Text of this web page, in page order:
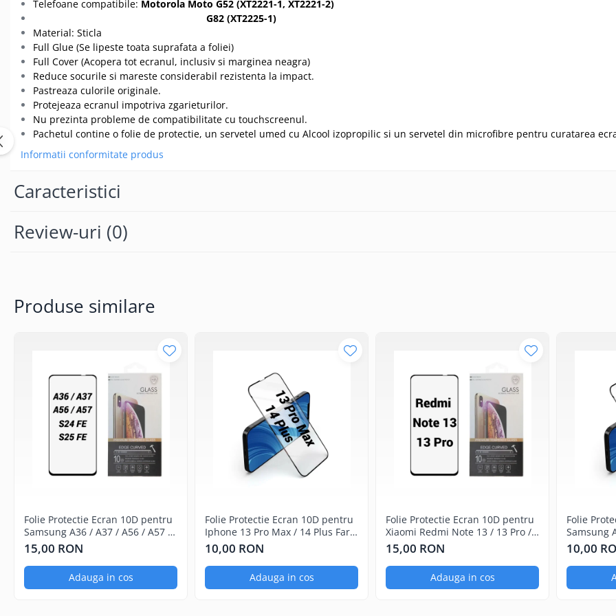
Seria 13
Seria 12
Seria 11
Seria X
Seria 8
Seria 7
Seria 6
Samsung
Xiaomi
Motorola
Incarcatoare
Cabluri de date / Audio
Componente Gsm
Huawei / Honor
Motorola
Oppo / Realme
Baterii Externe / Powerbank
Casti / Headset
Sticla / Geam
Iphone
Samsung
Diverse
Folii Protectie
Telefoane compatibile: Motorola Moto G52 (XT2221-1, XT2221-2)
G82 (XT2225-1)
Material: Sticla
Full Glue (Se lipeste toata suprafata a foliei)
Full Cover (Acopera tot ecranul, inclusiv si marginea neagra)
Reduce socurile si mareste considerabil rezistenta la impact.
Pastreaza culorile originale.
Protejeaza ecranul impotriva zgarieturilor.
Nu prezinta probleme de compatibilitate cu touchscreenul.
Pachetul contine o folie de protectie, un servetel umed cu Alcool izopropilic si un servetel din microfibre pentru curatarea
Informatii conformitate produs
Caracteristici
Review-uri (0)
Produse similare
Folie Protectie Ecran 10D pentru
Samsung A36 / A37 / A56 / A57 /
S24 FE / S25 FE
15,00 RON
Adauga in cos
Folie Protectie Ecran 10D pentru
Iphone 13 Pro Max / 14 Plus Fara
Ambalaj
10,00 RON
Adauga in cos
Folie Protectie Ecran 10D pentru
Xiaomi Redmi Note 13 / 13 Pro /
13 Pro Plus
15,00 RON
Adauga in cos
Folie
Samsung
Ambalaj
10,00